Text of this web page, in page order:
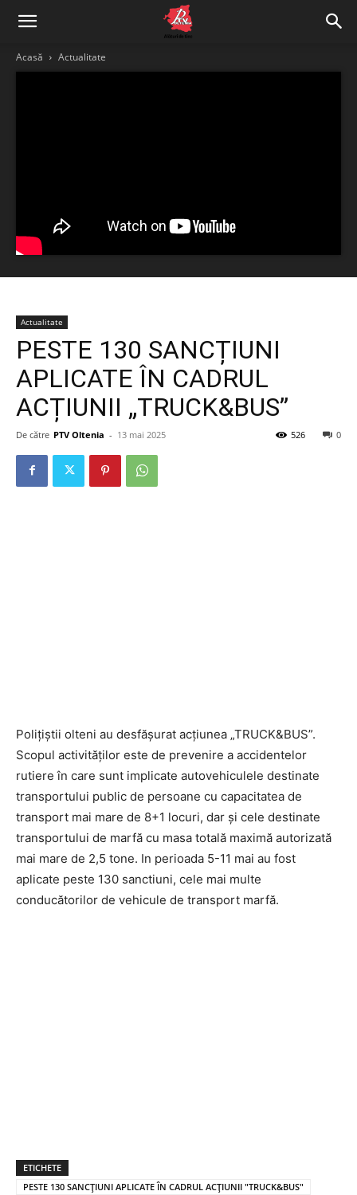
Acasă Actualitate
Actualitate
PESTE 130 SANCȚIUNI
APLICATE ÎN CADRUL
ACȚIUNII „TRUCK&BUS”
De către PTV Oltenia - 13 mai 2025 0
526
Polițiștii olteni au desfășurat acțiunea „TRUCK&BUS”.
Scopul activităților este de prevenire a accidentelor
rutiere în care sunt implicate autovehiculele destinate
transportului public de persoane cu capacitatea de
transport mai mare de 8+1 locuri, dar și cele destinate
transportului de marfă cu masa totală maximă autorizată
mai mare de 2,5 tone. In perioada 5-11 mai au fost
aplicate peste 130 sanctiuni, cele mai multe
conducătorilor de vehicule de transport marfă.
ETICHETE
PESTE 130 SANCȚIUNI APLICATE ÎN CADRUL ACȚIUNII "TRUCK&BUS"